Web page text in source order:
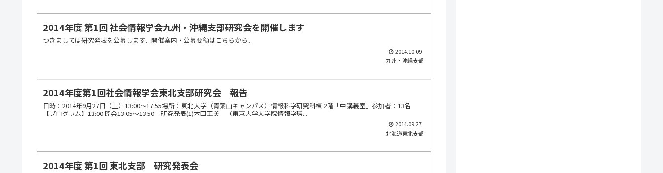
2014年度 第1回 社会情報学会九州・沖縄支部研究会を開催します
つきましては研究発表を公募します．開催案内・公募要領はこちらから．
2014.10.09
九州・沖縄支部
2014年度第1回社会情報学会東北支部研究会 報告
日時：2014年9月27日（土）13:00～17:55場所：東北大学（青葉山キャンパス）情報科学研究科棟 2階「中講義室」参加者：13名
【プログラム】13:00 開会13:05～13:50 研究発表(1)本田正美 （東京大学大学院情報学環...
2014.09.27
北海道東北支部
2014年度 第1回 東北支部 研究発表会